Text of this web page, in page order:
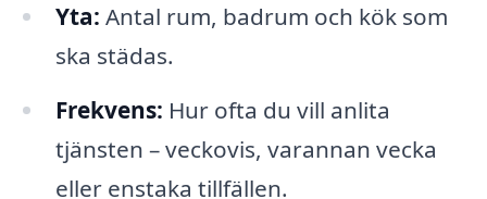
Yta: Antal rum, badrum och kök som
ska städas.
Frekvens: Hur ofta du vill anlita
tjänsten – veckovis, varannan vecka
eller enstaka tillfällen.